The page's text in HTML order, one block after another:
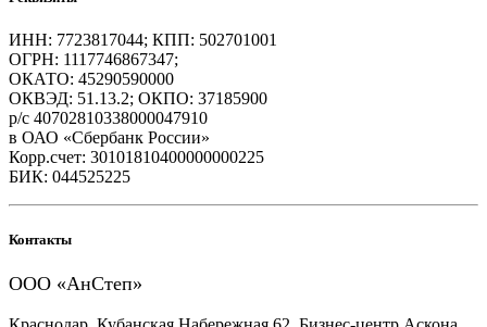
ИНН: 7723817044; КПП: 502701001
ОГРН: 1117746867347;
ОКАТО: 45290590000
ОКВЭД: 51.13.2; ОКПО: 37185900
р/с 40702810338000047910
в ОАО «Сбербанк России»
Корр.счет: 30101810400000000225
БИК: 044525225
Контакты
ООО «АнСтеп»